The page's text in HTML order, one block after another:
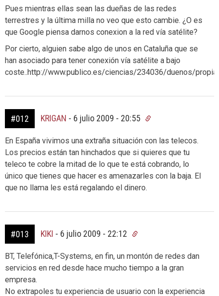
Pues mientras ellas sean las dueñas de las redes
terrestres y la última milla no veo que esto cambie. ¿O es
que Google piensa darnos conexion a la red vía satélite?
Por cierto, alguien sabe algo de unos en Cataluña que se
han asociado para tener conexión vía satélite a bajo
coste..http://www.publico.es/ciencias/234036/duenos/
#012 KRIGAN - 6 julio 2009 - 20:55
En España vivimos una extraña situación con las telecos.
Los precios están tan hinchados que si quieres que tu
teleco te cobre la mitad de lo que te está cobrando, lo
único que tienes que hacer es amenazarles con la baja. El
que no llama les está regalando el dinero.
#013 KIKI - 6 julio 2009 - 22:12
BT, Telefónica,T-Systems, en fin, un montón de redes dan
servicios en red desde hace mucho tiempo a la gran
empresa.
No extrapoles tu experiencia de usuario con la experiencia